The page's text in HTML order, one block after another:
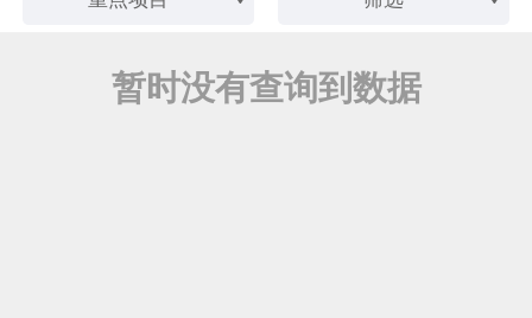
暂时没有查询到数据